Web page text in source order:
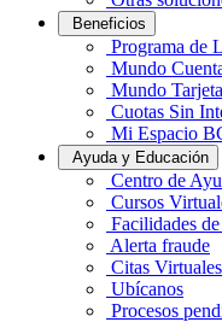
Beneficios
Programa de
Mundo
Mundo
Cuotas Sin
Mi Espacio
Ayuda y Educación
Centro de
Cursos
Facilidades
Alerta fraude
Citas Virtuales
Ubícanos
Procesos